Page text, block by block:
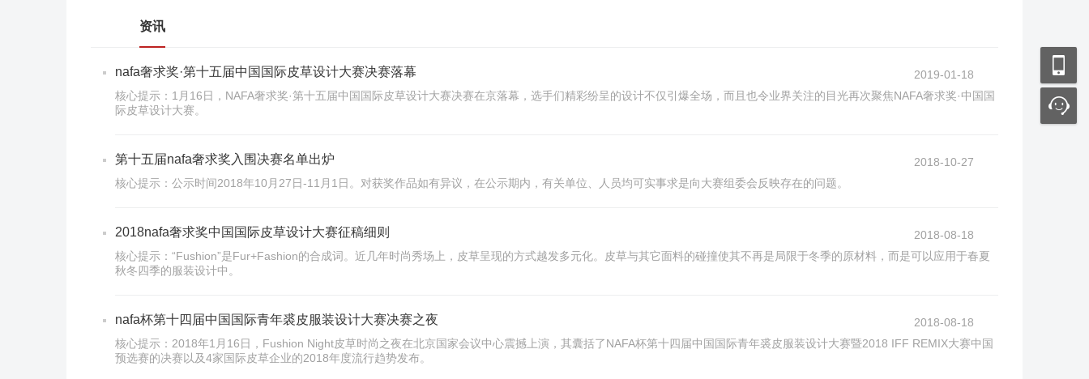
资讯
nafa奢求奖·第十五届中国国际皮草设计大赛决赛落幕
2019-01-18
核心提示：1月16日，NAFA奢求奖·第十五届中国国际皮草设计大赛决赛在京落幕，选手们精彩纷呈的设计不仅引爆全场，而且也令业界关注的目光再次聚焦NAFA奢求奖·中国国
际皮草设计大赛。
第十五届nafa奢求奖入围决赛名单出炉
2018-10-27
核心提示：公示时间2018年10月27日-11月1日。对获奖作品如有异议，在公示期内，有关单位、人员均可实事求是向大赛组委会反映存在的问题。
2018nafa奢求奖中国国际皮草设计大赛征稿细则
2018-08-18
核心提示：“Fushion”是Fur+Fashion的合成词。近几年时尚秀场上，皮草呈现的方式越发多元化。皮草与其它面料的碰撞使其不再是局限于冬季的原材料，而是可以应用于春夏
秋冬四季的服装设计中。
nafa杯第十四届中国国际青年裘皮服装设计大赛决赛之夜
2018-08-18
核心提示：2018年1月16日，Fushion Night皮草时尚之夜在北京国家会议中心震撼上演，其囊括了NAFA杯第十四届中国国际青年裘皮服装设计大赛暨2018 IFF REMIX大赛中国
预选赛的决赛以及4家国际皮草企业的2018年度流行趋势发布。